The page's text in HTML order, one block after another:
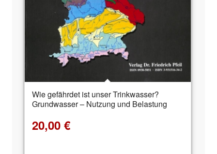
Wie gefährdet ist unser Trinkwasser?
Grundwasser – Nutzung und Belastung
20,00 €